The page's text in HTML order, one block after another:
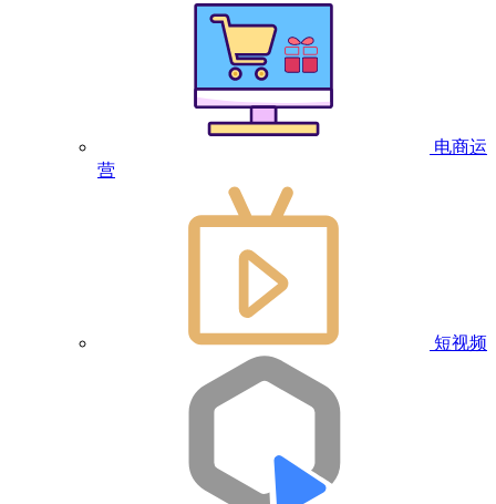
电商运
营
短视频